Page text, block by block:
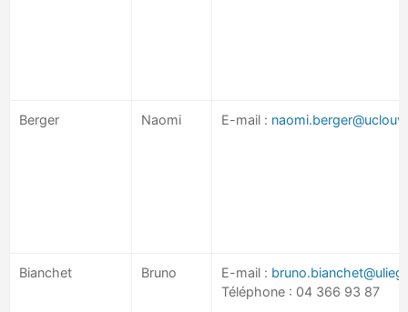
Berger Naomi E-mail :
Bianchet Bruno E-mail :
Téléphone : 04 366 93 87